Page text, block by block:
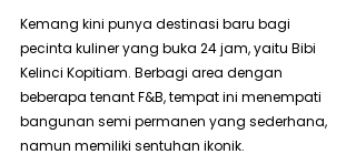
Kemang kini punya destinasi baru bagi
pecinta kuliner yang buka 24 jam, yaitu Bibi
Kelinci Kopitiam. Berbagi area dengan
beberapa tenant F&B, tempat ini menempati
bangunan semi permanen yang sederhana,
namun memiliki sentuhan ikonik.